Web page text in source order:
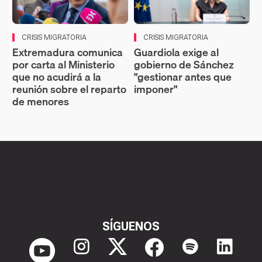
CRISIS MIGRATORIA
Extremadura comunica
por carta al Ministerio
que no acudirá a la
reunión sobre el reparto
de menores
CRISIS MIGRATORIA
Guardiola exige al
gobierno de Sánchez
"gestionar antes que
imponer"
SÍGUENOS